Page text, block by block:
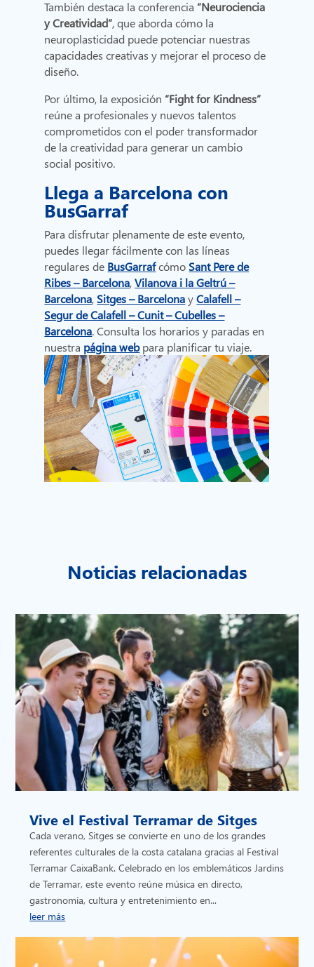
También destaca la conferencia“Neurociencia
y Creatividad”, que aborda cómo la
neuroplasticidad puede potenciar nuestras
capacidades creativas y mejorar el proceso de
diseño.
Por último, la exposición“Fight for Kindness”
reúne a profesionales y nuevos talentos
comprometidos con el poder transformador
de la creatividad para generar un cambio
social positivo.
Llega a Barcelona con
BusGarraf
Para disfrutar plenamente de este evento,
puedes llegar fácilmente con las líneas
regulares de BusGarrafcómo Sant Pere de
Ribes – Barcelona,Vilanova i la Geltrú –
Barcelona, Sitges – BarcelonayCalafell –
Segur de Calafell – Cunit – Cubelles –
Barcelona. Consulta los horarios y paradas en
nuestra página webpara planificar tu viaje.
Noticias relacionadas
Vive el Festival Terramar de Sitges
Cada verano, Sitges se convierte en uno de los grandes
referentes culturales de la costa catalana gracias al Festival
Terramar CaixaBank. Celebrado en los emblemáticos Jardins
de Terramar, este evento reúne música en directo,
gastronomía, cultura y entretenimiento en...
leer más